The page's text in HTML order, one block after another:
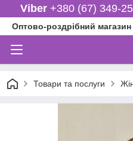
Viber+380 (67) 349-
Оптово-роздрібний
Товари та послуги